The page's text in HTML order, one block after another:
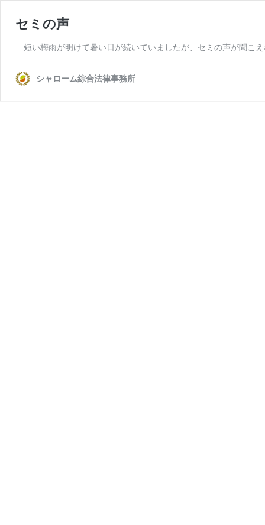
セミの声
短い梅雨が明けて暑い日が続いていましたが、セミの声が聞こ
シャローム綜合法律事務所